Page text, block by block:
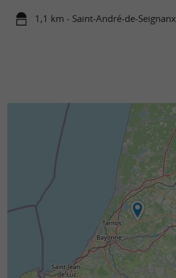
1,1 km - Saint-André-de-Seignanx